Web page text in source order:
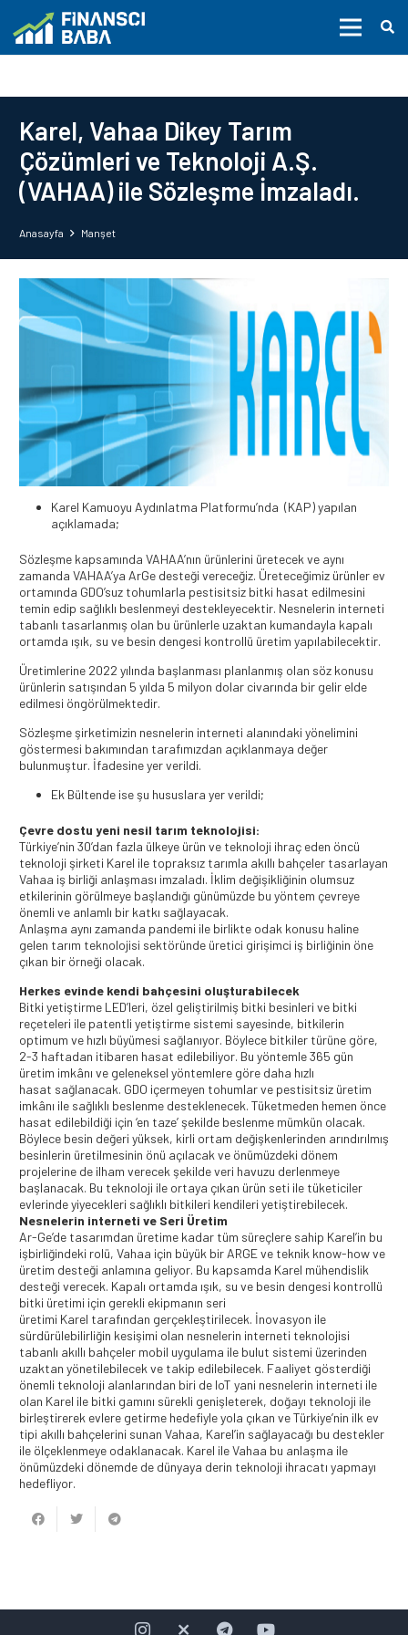
Karel, Vahaa Dikey Tarım
Çözümleri ve Teknoloji A.Ş.
(VAHAA) ile Sözleşme İmzaladı.
Anasayfa Manşet
Karel Kamuoyu Aydınlatma Platformu’nda (KAP) yapılan
açıklamada;
Sözleşme kapsamında VAHAA’nın ürünlerini üretecek ve aynı
zamanda VAHAA’ya ArGe desteği vereceğiz. Üreteceğimiz ürünler ev
ortamında GDO’suz tohumlarla pestisitsiz bitki hasat edilmesini
temin edip sağlıklı beslenmeyi destekleyecektir. Nesnelerin interneti
tabanlı tasarlanmış olan bu ürünlerle uzaktan kumandayla kapalı
ortamda ışık, su ve besin dengesi kontrollü üretim yapılabilecektir.
Üretimlerine 2022 yılında başlanması planlanmış olan söz konusu
ürünlerin satışından 5 yılda 5 milyon dolar civarında bir gelir elde
edilmesi öngörülmektedir.
Sözleşme şirketimizin nesnelerin interneti alanındaki yönelimini
göstermesi bakımından tarafımızdan açıklanmaya değer
bulunmuştur. İfadesine yer verildi.
Ek Bültende ise şu hususlara yer verildi;
Çevre dostu yeni nesil tarım teknolojisi:
Türkiye’nin 30’dan fazla ülkeye ürün ve teknoloji ihraç eden öncü
teknoloji şirketi Karel ile topraksız tarımla akıllı bahçeler tasarlayan
Vahaa iş birliği anlaşması imzaladı. İklim değişikliğinin olumsuz
etkilerinin görülmeye başlandığı günümüzde bu yöntem çevreye
önemli ve anlamlı bir katkı sağlayacak.
Anlaşma aynı zamanda pandemi ile birlikte odak konusu haline
gelen tarım teknolojisi sektöründe üretici girişimci iş birliğinin öne
çıkan bir örneği olacak.
Herkes evinde kendi bahçesini oluşturabilecek
Bitki yetiştirme LED’leri, özel geliştirilmiş bitki besinleri ve bitki
reçeteleri ile patentli yetiştirme sistemi sayesinde, bitkilerin
optimum ve hızlı büyümesi sağlanıyor. Böylece bitkiler türüne göre,
2-3 haftadan itibaren hasat edilebiliyor. Bu yöntemle 365 gün
üretim imkânı ve geleneksel yöntemlere göre daha hızlı
hasat sağlanacak. GDO içermeyen tohumlar ve pestisitsiz üretim
imkânı ile sağlıklı beslenme desteklenecek. Tüketmeden hemen önce
hasat edilebildiği için ‘en taze’ şekilde beslenme mümkün olacak.
Böylece besin değeri yüksek, kirli ortam değişkenlerinden arındırılmış
besinlerin üretilmesinin önü açılacak ve önümüzdeki dönem
projelerine de ilham verecek şekilde veri havuzu derlenmeye
başlanacak. Bu teknoloji ile ortaya çıkan ürün seti ile tüketiciler
evlerinde yiyecekleri sağlıklı bitkileri kendileri yetiştirebilecek.
Nesnelerin interneti ve Seri Üretim
Ar-Ge’de tasarımdan üretime kadar tüm süreçlere sahip Karel’in bu
işbirliğindeki rolü, Vahaa için büyük bir ARGE ve teknik know-how ve
üretim desteği anlamına geliyor. Bu kapsamda Karel mühendislik
desteği verecek. Kapalı ortamda ışık, su ve besin dengesi kontrollü
bitki üretimi için gerekli ekipmanın seri
üretimi Karel tarafından gerçekleştirilecek. İnovasyon ile
sürdürülebilirliğin kesişimi olan nesnelerin interneti teknolojisi
tabanlı akıllı bahçeler mobil uygulama ile bulut sistemi üzerinden
uzaktan yönetilebilecek ve takip edilebilecek. Faaliyet gösterdiği
önemli teknoloji alanlarından biri de IoT yani nesnelerin interneti ile
olan Karel ile bitki gamını sürekli genişleterek, doğayı teknoloji ile
birleştirerek evlere getirme hedefiyle yola çıkan ve Türkiye’nin ilk ev
tipi akıllı bahçelerini sunan Vahaa, Karel’in sağlayacağı bu destekler
ile ölçeklenmeye odaklanacak. Karel ile Vahaa bu anlaşma ile
önümüzdeki dönemde de dünyaya derin teknoloji ihracatı yapmayı
hedefliyor.